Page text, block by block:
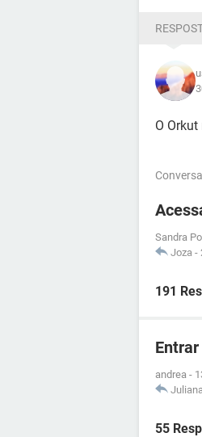
O
Sandra
Joza -
191
andrea -
55